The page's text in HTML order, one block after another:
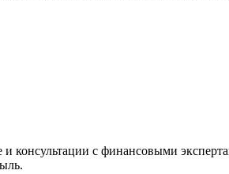
консультации с финансовыми